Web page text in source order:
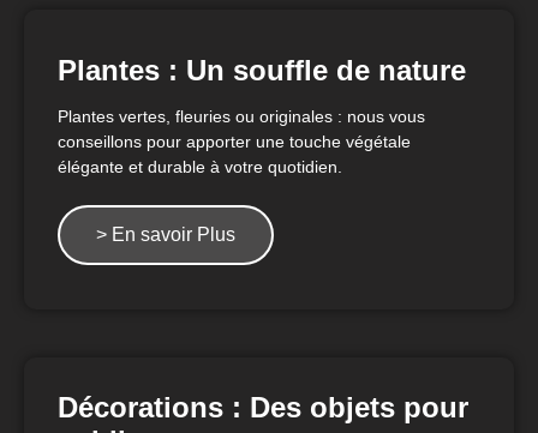
Plantes : Un souffle de nature
Plantes vertes, fleuries ou originales : nous vous
conseillons pour apporter une touche végétale
élégante et durable à votre quotidien.
> En savoir Plus
Décorations : Des objets pour